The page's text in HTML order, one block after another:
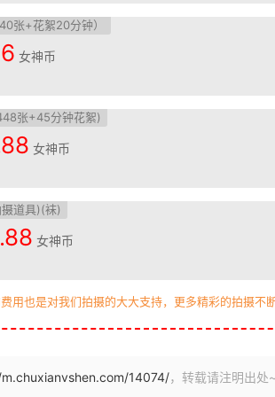
张+花絮20分钟）
女神币
张+45分钟花絮)
女神币
道具)(袜)
女神币
用也是对我们拍摄的大大支持，更多精彩的拍摄不
14074/，转载请注明出处